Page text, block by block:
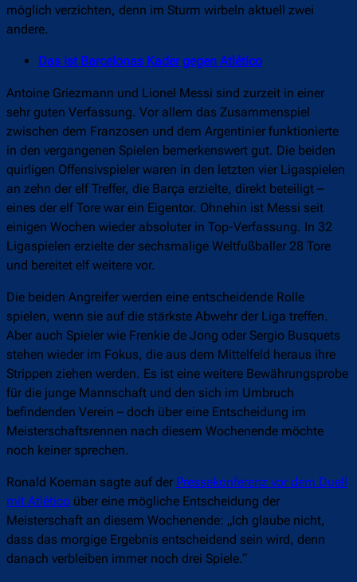
möglich verzichten, denn im Sturm wirbeln aktuell zwei
andere.
Das ist Barcelonas Kader gegen Atlético
Antoine Griezmann und Lionel Messi sind zurzeit in einer
sehr guten Verfassung. Vor allem das Zusammenspiel
zwischen dem Franzosen und dem Argentinier funktionierte
in den vergangenen Spielen bemerkenswert gut. Die beiden
quirligen Offensivspieler waren in den letzten vier Ligaspielen
an zehn der elf Treffer, die Barça erzielte, direkt beteiligt –
eines der elf Tore war ein Eigentor. Ohnehin ist Messi seit
einigen Wochen wieder absoluter in Top-Verfassung. In 32
Ligaspielen erzielte der sechsmalige Weltfußballer 28 Tore
und bereitet elf weitere vor.
Die beiden Angreifer werden eine entscheidende Rolle
spielen, wenn sie auf die stärkste Abwehr der Liga treffen.
Aber auch Spieler wie Frenkie de Jong oder Sergio Busquets
stehen wieder im Fokus, die aus dem Mittelfeld heraus ihre
Strippen ziehen werden. Es ist eine weitere Bewährungsprobe
für die junge Mannschaft und den sich im Umbruch
befindenden Verein – doch über eine Entscheidung im
Meisterschaftsrennen nach diesem Wochenende möchte
noch keiner sprechen.
Ronald Koeman sagte auf der Pressekonferenz vor dem Duell
mit Atlético über eine mögliche Entscheidung der
Meisterschaft an diesem Wochenende: „Ich glaube nicht,
dass das morgige Ergebnis entscheidend sein wird, denn
danach verbleiben immer noch drei Spiele.“